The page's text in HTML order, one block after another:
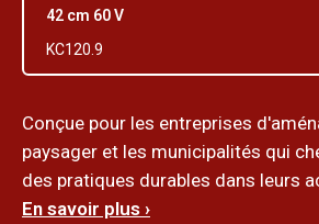
42 cm 60 V
KC120.9
Conçue pour les entreprises
paysager et les municipalités qui
des pratiques durables dans leurs
En savoir plus ›